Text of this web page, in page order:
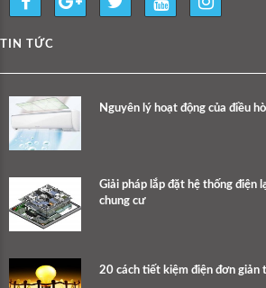
TIN TỨC
Nguyên lý hoạt động của điều
Giải pháp lắp đặt hệ thống điện
chung cư
20 cách tiết kiệm điện đơn giản